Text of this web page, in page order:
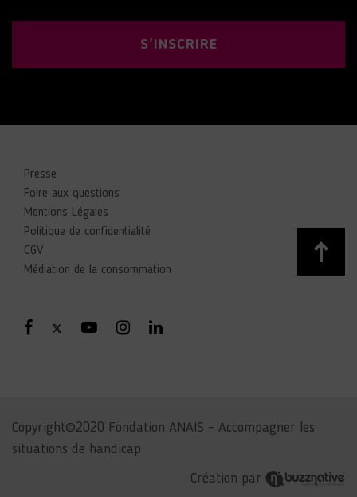
S'INSCRIRE
Presse
Foire aux questions
Mentions Légales
Politique de confidentialité
CGV
Médiation de la consommation
Copyright©2020 Fondation ANAIS – Accompagner les
situations de handicap
Création par